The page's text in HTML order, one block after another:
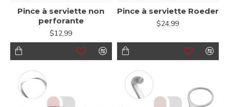
Pince à serviette non
perforante
$12,99
Pince à serviette Roeder
$24,99